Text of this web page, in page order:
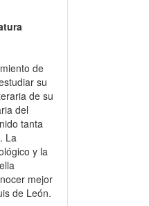
de
su
de su
del
tanta
La
y la
mejor
de León.